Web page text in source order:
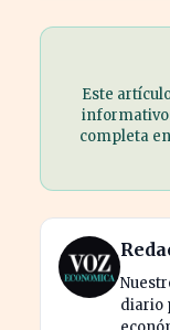
Este
completa
diario